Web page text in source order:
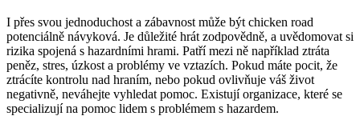
I přes svou jednoduchost a zábavnost může být chicken road
potenciálně návyková. Je důležité hrát zodpovědně, a uvědomovat si
rizika spojená s hazardními hrami. Patří mezi ně například ztráta
peněz, stres, úzkost a problémy ve vztazích. Pokud máte pocit, že
ztrácíte kontrolu nad hraním, nebo pokud ovlivňuje váš život
negativně, neváhejte vyhledat pomoc. Existují organizace, které se
specializují na pomoc lidem s problémem s hazardem.